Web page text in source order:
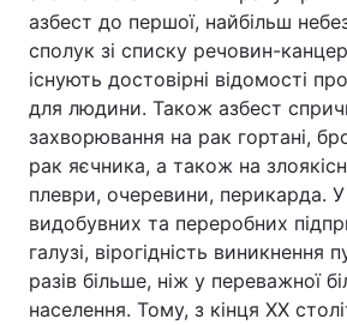
азбест до першої, найбільш
сполук зі списку речовин-
існують достовірні відомості
для людини. Також азбест
захворювання на рак гортані,
рак яєчника, а також на
плеври, очеревини, перикарда. У
видобувних та переробних
галузі, вірогідність виникнення
разів більше, ніж у переважної
населення. Тому, з кінця XX